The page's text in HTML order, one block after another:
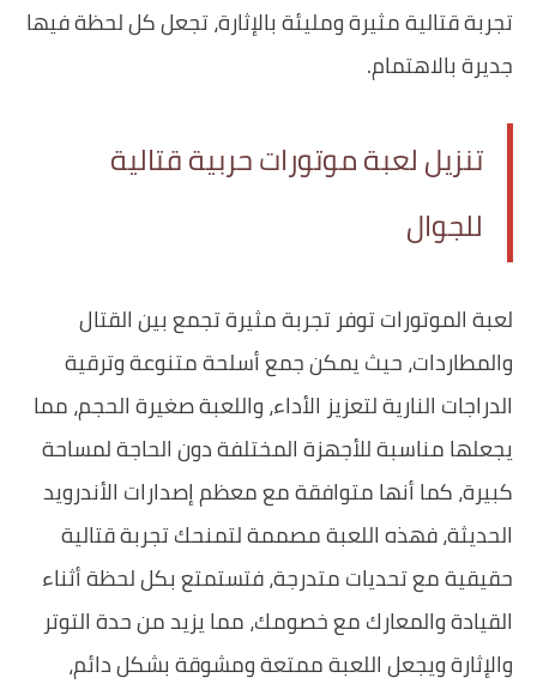
تجربة قتالية مثيرة ومليئة بالإثارة، تجعل كل لحظة فيها
جديرة بالاهتمام.
تنزيل لعبة موتورات حربية قتالية
للجوال
لعبة الموتورات توفر تجربة مثيرة تجمع بين القتال
والمطاردات، حيث يمكن جمع أسلحة متنوعة وترقية
الدراجات النارية لتعزيز الأداء، واللعبة صغيرة الحجم، مما
يجعلها مناسبة للأجهزة المختلفة دون الحاجة لمساحة
كبيرة، كما أنها متوافقة مع معظم إصدارات الأندرويد
الحديثة، فهذه اللعبة مصممة لتمنحك تجربة قتالية
حقيقية مع تحديات متدرجة، فتستمتع بكل لحظة أثناء
القيادة والمعارك مع خصومك، مما يزيد من حدة التوتر
والإثارة ويجعل اللعبة ممتعة ومشوقة بشكل دائم،